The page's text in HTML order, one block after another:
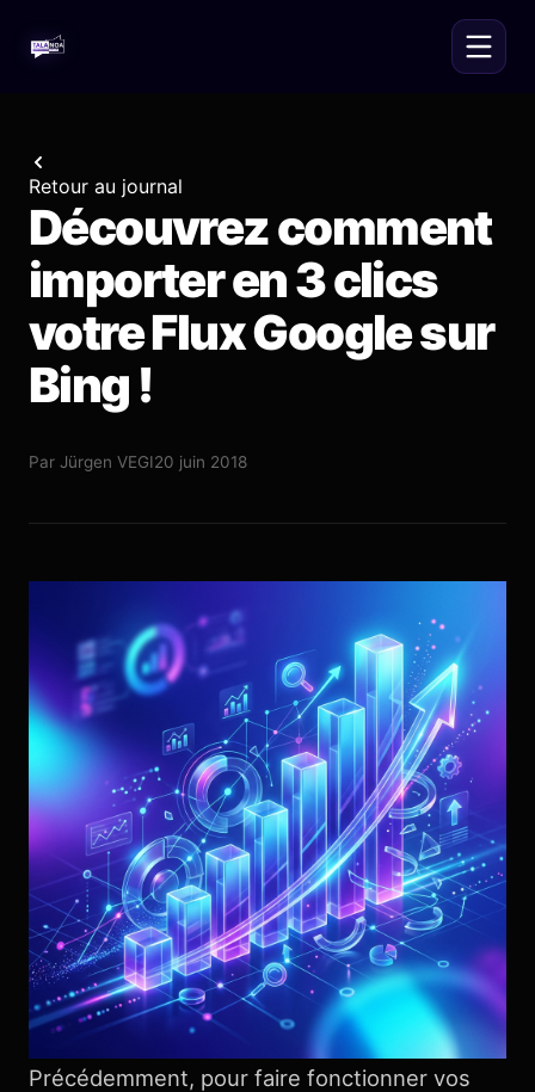
Retour au journal
Découvrez comment
importer en 3 clics
votre Flux Google sur
Bing !
Par Jürgen VEGI20 juin 2018
Précédemment, pour faire fonctionner vos